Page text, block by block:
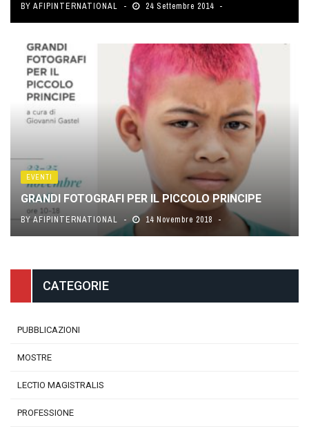
BY AFIPINTERNATIONAL 24 Settembre 2014
EVENTI
GRANDI FOTOGRAFI PER IL PICCOLO PRINCIPE
BY AFIPINTERNATIONAL 14 Novembre 2018
CATEGORIE
PUBBLICAZIONI
MOSTRE
LECTIO MAGISTRALIS
PROFESSIONE